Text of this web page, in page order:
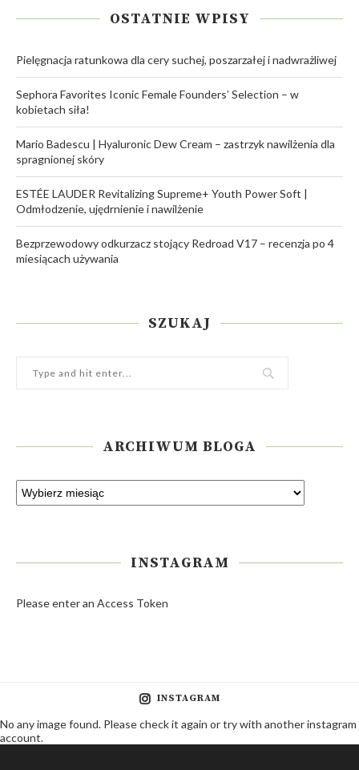
OSTATNIE WPISY
Pielęgnacja ratunkowa dla cery suchej, poszarzałej i nadwrażliwej
Sephora Favorites Iconic Female Founders’ Selection – w
kobietach siła!
Mario Badescu | Hyaluronic Dew Cream – zastrzyk nawilżenia dla
spragnionej skóry
ESTÉE LAUDER Revitalizing Supreme+ Youth Power Soft |
Odmłodzenie, ujędrnienie i nawilżenie
Bezprzewodowy odkurzacz stojący Redroad V17 – recenzja po 4
miesiącach używania
SZUKAJ
ARCHIWUM BLOGA
INSTAGRAM
Please enter an Access Token
INSTAGRAM
No any image found. Please check it again or try with another instagram
account.